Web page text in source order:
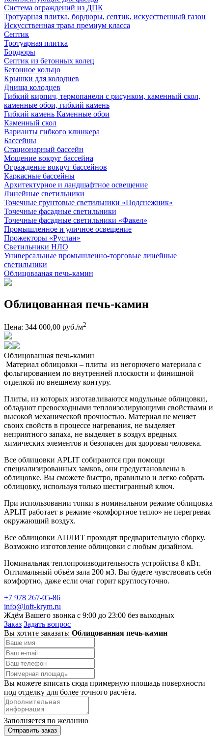
Система ограждений из ДПК
Тротуарная плитка, бордюры, септик, искусственный газон
Искусственная трава премиум класса
Септик
Тротуарная плитка
Бордюры
Септик из бетонных колец
Бетонное кольцо
Крышки для колодцев
Днища колодцев
Гибкий кирпич, термопанели с рисунком, каменный скол,
каменные обои, гибкий камень
Гибкий камень Каменные обои
Каменный скол
Варианты гибкого клинкера
Бассейны
Стационарный бассейн
Мощение вокруг бассейна
Ограждение вокруг бассейнов
Каркасные бассейны
Архитектурное и ландшафтное освещение
Линейные светильники
Точечные грунтовые светильники «Подснежник»
Точечные фасадные светильники
Точечные фасадные светильники «Факел»
Промышленное и уличное освещение
Прожекторы «Руслан»
Светильники НЛО
Универсальные промышленно-торговые линейные
светильники
Облицовааная печь-камин
Облицованная печь-камин
Цена: 344 000,00 руб./м2
Облицованная печь-камин
Материал облицовки – плиты из негорючего материала с
фольгированием по внутренней плоскости и финишной
отделкой по внешнему контуру.
Плиты, из которых изготавливаются модульные облицовки,
обладают превосходными теплоизолирующими свойствами и
высокой механической прочностью. Материал не меняет
своих свойств в процессе нагревания, не выделяет
неприятного запаха, не выделяет в воздух вредных
химических элементов и безопасен для здоровья человека.
Все облицовки APLIT собираются при помощи
специализированных замков, они предустановлены в
облицовке. Вы сможете быстро, правильно и легко собрать
облицовку, используя только шестигранный ключ.
При использовании топки в номинальном режиме облицовка
APLIT работает в режиме «комфортное тепло» не перегревая
окружающий воздух.
Все облицовки АПЛИТ проходят предварительную сборку.
Возможно изготовление облицовки с любым дизайном.
Номинальная теплопроизводительность устройства 8 кВт.
Оптимальный объём зала 200 м3. Вы будете чувствовать себя
комфортно, даже если очаг горит круглосуточно.
+7 978 267-05-86
info@loft-krym.ru
Ждём Вашего звонка с 9:00 до 23:00 без выходных
Заказ Задать вопрос
Вы хотите заказать: Облицованная печь-камин
Вы можете вписать сюда примерную площадь поверхности
под отделку для более точного расчёта.
Заполняется по желанию
Отправить заказ